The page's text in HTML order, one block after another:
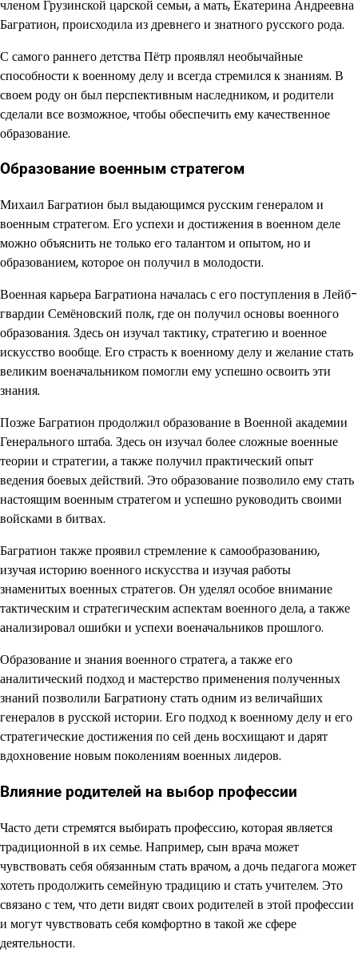
членом Грузинской царской семьи, а мать, Екатерина Андреевна
Багратион, происходила из древнего и знатного русского рода.
С самого раннего детства Пётр проявлял необычайные
способности к военному делу и всегда стремился к знаниям. В
своем роду он был перспективным наследником, и родители
сделали все возможное, чтобы обеспечить ему качественное
образование.
Образование военным стратегом
Михаил Багратион был выдающимся русским генералом и
военным стратегом. Его успехи и достижения в военном деле
можно объяснить не только его талантом и опытом, но и
образованием, которое он получил в молодости.
Военная карьера Багратиона началась с его поступления в Лейб-
гвардии Семёновский полк, где он получил основы военного
образования. Здесь он изучал тактику, стратегию и военное
искусство вообще. Его страсть к военному делу и желание стать
великим военачальником помогли ему успешно освоить эти
знания.
Позже Багратион продолжил образование в Военной академии
Генерального штаба. Здесь он изучал более сложные военные
теории и стратегии, а также получил практический опыт
ведения боевых действий. Это образование позволило ему стать
настоящим военным стратегом и успешно руководить своими
войсками в битвах.
Багратион также проявил стремление к самообразованию,
изучая историю военного искусства и изучая работы
знаменитых военных стратегов. Он уделял особое внимание
тактическим и стратегическим аспектам военного дела, а также
анализировал ошибки и успехи военачальников прошлого.
Образование и знания военного стратега, а также его
аналитический подход и мастерство применения полученных
знаний позволили Багратиону стать одним из величайших
генералов в русской истории. Его подход к военному делу и его
стратегические достижения по сей день восхищают и дарят
вдохновение новым поколениям военных лидеров.
Влияние родителей на выбор профессии
Часто дети стремятся выбирать профессию, которая является
традиционной в их семье. Например, сын врача может
чувствовать себя обязанным стать врачом, а дочь педагога может
хотеть продолжить семейную традицию и стать учителем. Это
связано с тем, что дети видят своих родителей в этой профессии
и могут чувствовать себя комфортно в такой же сфере
деятельности.